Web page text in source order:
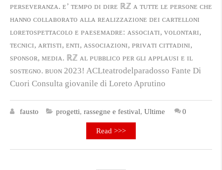
ᴘᴇʀsᴇᴠᴇʀᴀɴᴢᴀ. ᴇ’ ᴛᴇᴍᴘᴏ ᴅɪ ᴅɪʀᴇ ℝℤ ᴀ ᴛᴜᴛᴛᴇ ʟᴇ ᴘᴇʀsᴏɴᴇ ᴄʜᴇ
ʜᴀɴɴᴏ ᴄᴏʟʟᴀʙᴏʀᴀᴛᴏ ᴀʟʟᴀ ʀᴇᴀʟɪᴢᴢᴀᴢɪᴏɴᴇ ᴅᴇɪ ᴄᴀʀᴛᴇʟʟᴏɴɪ
ʟᴏʀᴇᴛᴏsᴘᴇᴛᴛᴀᴄᴏʟᴏ ᴇ ᴘᴀᴇsᴇᴍᴀᴅʀᴇ: ᴀssᴏᴄɪᴀᴛɪ, ᴠᴏʟᴏɴᴛᴀʀɪ,
ᴛᴇᴄɴɪᴄɪ, ᴀʀᴛɪsᴛɪ, ᴇɴᴛɪ, ᴀssᴏᴄɪᴀᴢɪᴏɴɪ, ᴘʀɪᴠᴀᴛɪ ᴄɪᴛᴛᴀᴅɪɴɪ,
sᴘᴏɴsᴏʀ, ᴍᴇᴅɪᴀ. ℝℤ ᴀʟ ᴘᴜʙʙʟɪᴄᴏ ᴘᴇʀ ɢʟɪ ᴀᴘᴘʟᴀᴜsɪ ᴇ ɪʟ
sᴏsᴛᴇɢɴᴏ. ʙᴜᴏɴ 2023! ACLteatrodelparadosso Fante Di
Cuori Consulta giovanile di Loreto Aprutino
fausto progetti, rassegne e festival, Ultime 0
Read >>>